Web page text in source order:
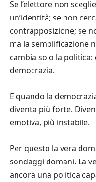
Se l’elettore non
un’identità; se non
contrapposizione; se
ma la semplificazione
cambia solo la politica:
democrazia.
E quando la
diventa più forte.
emotiva, più instabile.
Per questo la vera
sondaggi domani. La
ancora una politica